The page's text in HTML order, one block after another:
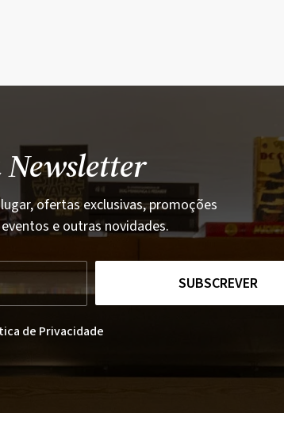
Newsletter
ofertas exclusivas, promoções
e outras novidades.
SUBSCREVER
de Privacidade